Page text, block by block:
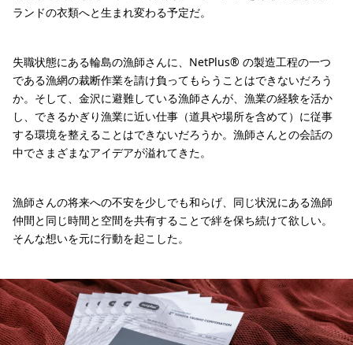
ランドの衣類へと生まれ変わる予定だ。
失職状態にある輪島の漁師さんに、NetPlus® の製造工程の一つ
である漁網の裁断作業を請け負ってもらうことはできないだろう
か。そして、金沢に避難している漁師さんが、漁業の経験を活か
し、できるかぎり漁業に近い仕事（道具や場所を含めて）に従事
する環境を整えることはできないだろうか。漁師さんとの会話の
中でさまざまなアイデアが溢れてきた。
漁師さんの将来への不安を少しでも和らげ、同じ状況にある漁師
仲間と同じ時間と空間を共有することで絆を保ち続けて欲しい。
そんな想いを元に行動を起こした。